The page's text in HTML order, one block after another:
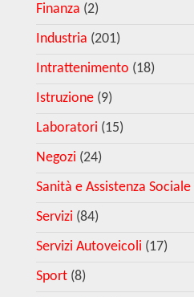
Finanza (2)
Industria (201)
Intrattenimento (18)
Istruzione (9)
Laboratori (15)
Negozi (24)
Sanità e Assistenza Sociale
Servizi (84)
Servizi Autoveicoli (17)
Sport (8)